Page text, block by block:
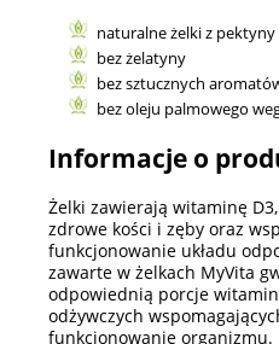
naturalne żelki z
bez żelatyny
bez sztucznych
bez oleju palmowego
Informacje o
Żelki zawierają witaminę
zdrowe kości i zęby oraz
funkcjonowanie układu
zawarte w żelkach MyVita
odpowiednią porcje
odżywczych
funkcjonowanie organizmu.